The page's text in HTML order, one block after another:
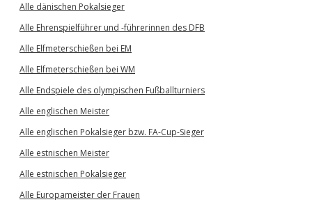
Alle dänischen Pokalsieger
Alle Ehrenspielführer und -führerinnen des DFB
Alle Elfmeterschießen bei EM
Alle Elfmeterschießen bei WM
Alle Endspiele des olympischen Fußballturniers
Alle englischen Meister
Alle englischen Pokalsieger bzw. FA-Cup-Sieger
Alle estnischen Meister
Alle estnischen Pokalsieger
Alle Europameister der Frauen